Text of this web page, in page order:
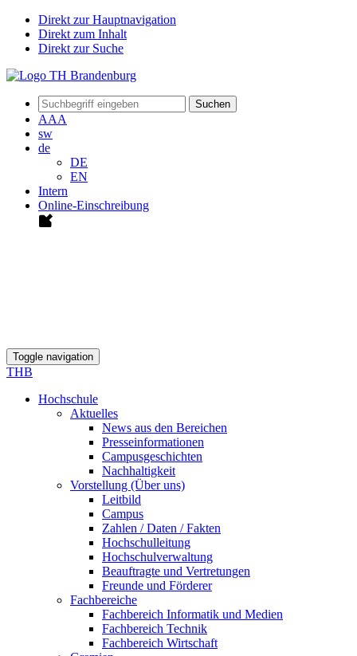
Direkt zur Hauptnavigation
Direkt zum Inhalt
Direkt zur Suche
Suchen
AAA
sw
de
DE
EN
Intern
Online-Einschreibung
Toggle navigation
THB
Hochschule
Aktuelles
News aus den Bereichen
Presseinformationen
Campusgeschichten
Nachhaltigkeit
Vorstellung (Über uns)
Leitbild
Campus
Zahlen / Daten / Fakten
Hochschulleitung
Hochschulverwaltung
Beauftragte und Vertretungen
Freunde und Förderer
Fachbereiche
Fachbereich Informatik und Medien
Fachbereich Technik
Fachbereich Wirtschaft